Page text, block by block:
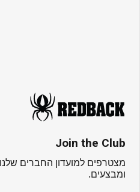
Join the Club
מצטרפים למועדון החברים
ומבצעים.